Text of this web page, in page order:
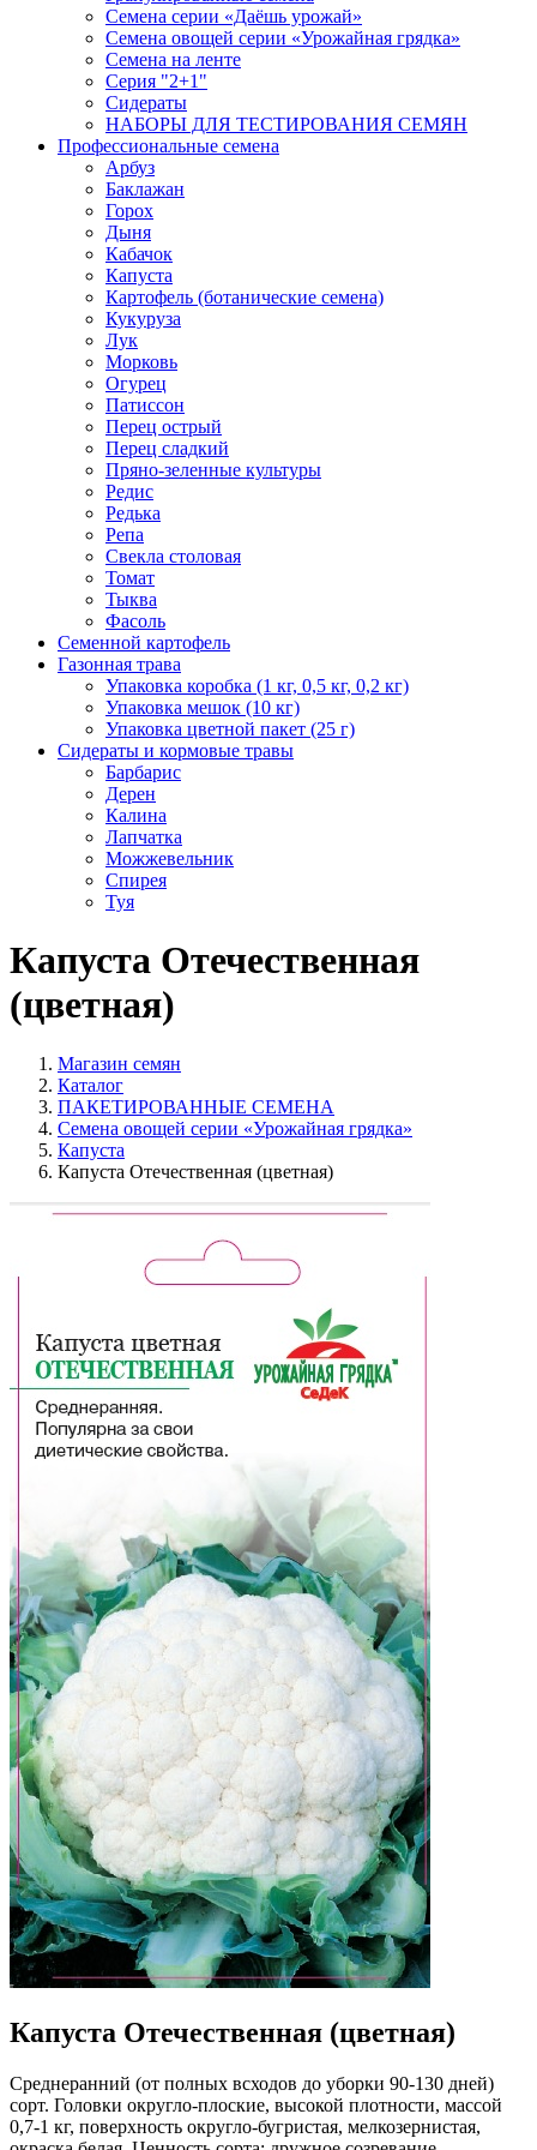
Семена серии «Даёшь урожай»
Семена овощей серии «Урожайная грядка»
Семена на ленте
Серия "2+1"
Сидераты
НАБОРЫ ДЛЯ ТЕСТИРОВАНИЯ СЕМЯН
Профессиональные семена
Арбуз
Баклажан
Горох
Дыня
Кабачок
Капуста
Картофель (ботанические семена)
Кукуруза
Лук
Морковь
Огурец
Патиссон
Перец острый
Перец сладкий
Пряно-зеленные культуры
Редис
Редька
Репа
Свекла столовая
Томат
Тыква
Фасоль
Семенной картофель
Газонная трава
Упаковка коробка (1 кг, 0,5 кг, 0,2 кг)
Упаковка мешок (10 кг)
Упаковка цветной пакет (25 г)
Сидераты и кормовые травы
Барбарис
Дерен
Калина
Лапчатка
Можжевельник
Спирея
Туя
Капуста Отечественная
(цветная)
Магазин семян
Каталог
ПАКЕТИРОВАННЫЕ СЕМЕНА
Семена овощей серии «Урожайная грядка»
Капуста
Капуста Отечественная (цветная)
Капуста Отечественная (цветная)
Среднеранний (от полных всходов до уборки 90-130 дней)
сорт. Головки округло-плоские, высокой плотности, массой
0,7-1 кг, поверхность округло-бугристая, мелкозернистая,